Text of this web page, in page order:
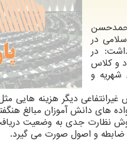
در
در
و کلاس
و
دیگر هزینه هایی
های دانش آموزان مبالغ
نظارت جدی به وضعیت دریافت
و اصول صورت می گیرد.